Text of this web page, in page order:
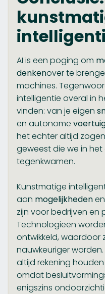
AI is een poging om
denkenover te
machines.
intelligentie overal in
vinden: van je eigen
en autonome
het echter altijd
geweest die we in het
tegenkwamen.
Kunstmatige
aan mogelijkheden
zijn voor bedrijven en
Technologieën
ontwikkeld, waardoor
nauwkeuriger
altijd rekening
omdat
enigszins